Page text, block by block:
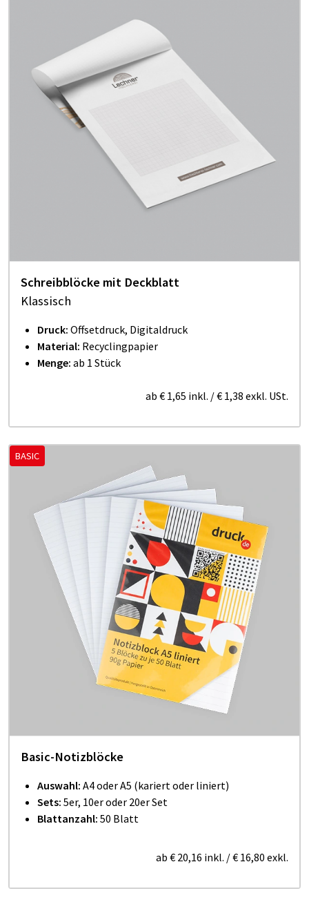
Schreibblöcke mit Deckblatt
Klassisch
Druck: Offsetdruck, Digitaldruck
Material: Recyclingpapier
Menge: ab 1 Stück
ab € 1,65 inkl. /€ 1,38 exkl. USt.
BASIC
Basic-Notizblöcke
Auswahl: A4 oder A5 (kariert oder liniert)
Sets: 5er, 10er oder 20er Set
Blattanzahl: 50 Blatt
ab € 20,16 inkl. /€ 16,80 exkl.